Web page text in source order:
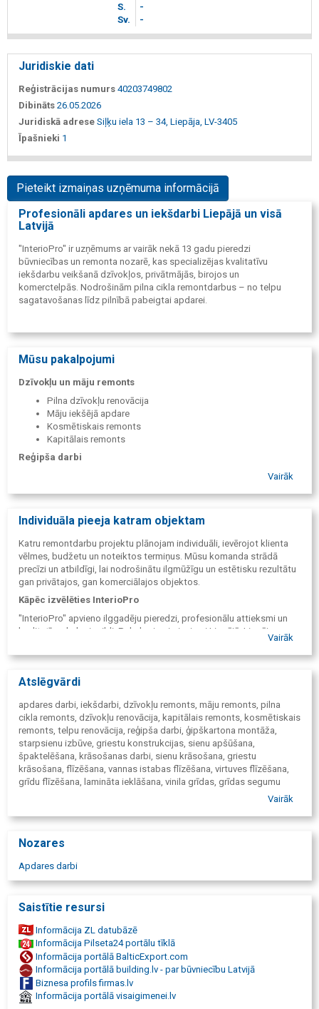
S.
-
Sv.
-
Juridiskie dati
Reģistrācijas numurs 40203749802
Dibināts 26.05.2026
Juridiskā adrese Siļķu iela 13 – 34, Liepāja, LV-3405
Īpašnieki 1
Pieteikt izmaiņas uzņēmuma informācijā
Profesionāli apdares un iekšdarbi Liepājā un visā
Latvijā
"InterioPro" ir uzņēmums ar vairāk nekā 13 gadu pieredzi
būvniecības un remonta nozarē, kas specializējas kvalitatīvu
iekšdarbu veikšanā dzīvokļos, privātmājās, birojos un
komerctelpās. Nodrošinām pilna cikla remontdarbus – no telpu
sagatavošanas līdz pilnībā pabeigtai apdarei.
Mūsu pakalpojumi
Dzīvokļu un māju remonts
Pilna dzīvokļu renovācija
Māju iekšējā apdare
Kosmētiskais remonts
Kapitālais remonts
Reģipša darbi
Nišas un dekoratīvie elementi
Sienu apšūšana
Sienu krāsošana
Griestu krāsošana
Virsmu sagatavošana
Špaktelēšana
Flīzēšanas darbi
Vannas istabas
Grīdu ieklāšana
Lamināts
Vinila segumi
Citu grīdas segumu montāža
Citi iekšdarbi
Demontāža
Telpu sagatavošana remontam
Apdares darbi
Vairāk
Individuāla pieeja katram objektam
Katru remontdarbu projektu plānojam individuāli, ievērojot klienta
vēlmes, budžetu un noteiktos termiņus. Mūsu komanda strādā
precīzi un atbildīgi, lai nodrošinātu ilgmūžīgu un estētisku rezultātu
gan privātajos, gan komerciālajos objektos.
Kāpēc izvēlēties InterioPro
"InterioPro" apvieno ilggadēju pieredzi, profesionālu attieksmi un
kvalitatīvu darbu izpildi. Pakalpojumi pieejami Liepājā, Liepājas
novadā, Rīgā, Tukumā un citviet Latvijā pēc vienošanās, nodrošinot
uzticamu sadarbību un augstu darbu kvalitāti.
Vairāk
Atslēgvārdi
apdares darbi, iekšdarbi, dzīvokļu remonts, māju remonts, pilna
cikla remonts, dzīvokļu renovācija, kapitālais remonts, kosmētiskais
remonts, telpu renovācija, reģipša darbi, ģipškartona montāža,
starpsienu izbūve, griestu konstrukcijas, sienu apšūšana,
špaktelēšana, krāsošanas darbi, sienu krāsošana, griestu
krāsošana, flīzēšana, vannas istabas flīzēšana, virtuves flīzēšana,
grīdu flīzēšana, lamināta ieklāšana, vinila grīdas, grīdas segumu
ieklāšana, telpu sagatavošana remontam, demontāžas darbi,
Liepājā, iekšdarbi Latvijā.
Vairāk
Nozares
Apdares darbi
Saistītie resursi
Informācija ZL datubāzē
Informācija Pilseta24 portālu tīklā
Informācija portālā BalticExport.com
Informācija portālā building.lv - par būvniecību Latvijā
Biznesa profils firmas.lv
Informācija portālā visaigimenei.lv